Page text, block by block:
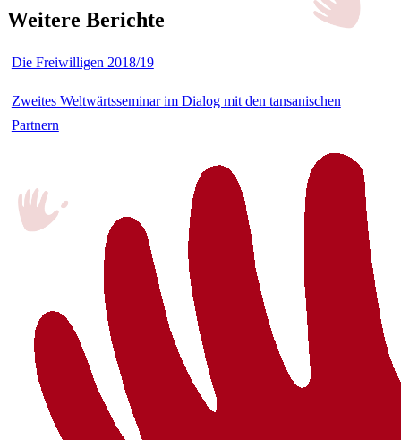
Weitere Berichte
Die Freiwilligen 2018/19
Zweites Weltwärtsseminar im Dialog mit den tansanischen
Partnern